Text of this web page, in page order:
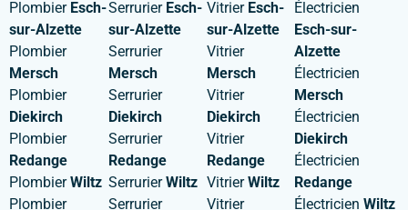
Plombier Esch-
sur-Alzette
Plombier
Mersch
Plombier
Diekirch
Plombier
Redange
PlombierWiltz
Plombier
Serrurier Esch-
sur-Alzette
Serrurier
Mersch
Serrurier
Diekirch
Serrurier
Redange
SerrurierWiltz
Serrurier
Vitrier Esch-
sur-Alzette
Vitrier
Mersch
Vitrier
Diekirch
Vitrier
Redange
VitrierWiltz
Vitrier
Électricien
Esch-sur-
Alzette
Électricien
Mersch
Électricien
Diekirch
Électricien
Redange
ÉlectricienWiltz